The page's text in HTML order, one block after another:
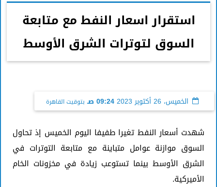
استقرار اسعار النفط مع متابعة
السوق لتوترات الشرق الأوسط
الخميس، 26 أكتوبر 2023 09:24 صـ بتوقيت القاهرة
شهدت أسعار النفط تغيرا طفيفا اليوم الخميس إذ تحاول
السوق موازنة عوامل متباينة مع متابعة التوترات في
الشرق الأوسط بينما تستوعب زيادة في مخزونات الخام
الأميركية.